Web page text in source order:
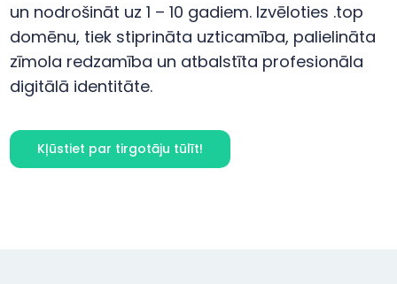
un nodrošināt uz 1 – 10 gadiem. Izvēloties .top
domēnu, tiek stiprināta uzticamība, palielināta
zīmola redzamība un atbalstīta profesionāla
digitālā identitāte.
Kļūstiet par tirgotāju tūlīt!